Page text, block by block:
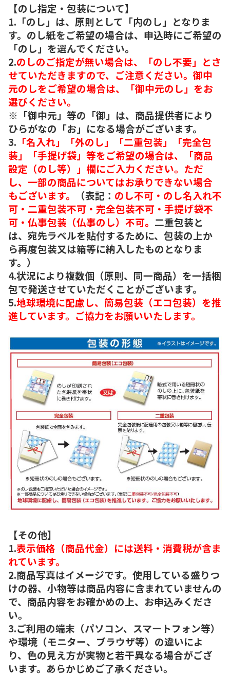
【のし指定・包装について】
1.「のし」は、原則として「内のし」となりま
す。のし紙をご希望の場合は、申込時にご希望の
「のし」を選んでください。
2.のしのご指定が無い場合は、「のし不要」とさ
せていただきますので、ご注意ください。御中
元のしをご希望の場合は、「御中元のし」をお
選びください。
※「御中元」等の「御」は、商品提供者により
ひらがなの「お」になる場合がございます。
3. 「名入れ」「外のし」「二重包装」「完全包
装」「手提げ袋」等をご希望の場合は、「商品
設定（のし等）」欄にご入力ください。ただ
し、一部の商品についてはお承りできない場合
もございます。
（表記： のし不可・のし名入れ不
可・二重包装不可・完全包装不可・手提げ袋不
可・仏事包装（仏事のし）不可。 二重包装と
は、宛先ラベルを貼付するために、包装の上か
ら再度包装又は箱等に納入したものとなりま
す。）
4.状況により複数個（原則、同一商品）を一括梱
包で発送させていただくことがございます。
5.地球環境に配慮し、簡易包装（エコ包装）を推
進しています。ご協力をお願いいたします。
【その他】
1.表示価格（商品代金）には送料・消費税が含ま
れています。
2.商品写真はイメージです。使用している盛りつ
けの器、小物等は商品内容に含まれていませんの
で、商品内容をお確かめの上、お申込みくださ
い。
3.ご利用の端末（パソコン、スマートフォン等）
や環境（モニター、ブラウザ等）の違いによ
り、色の見え方が実物と若干異なる場合がござ
います。あらかじめご了承ください。